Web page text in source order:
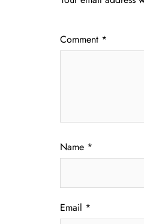
Comment *
Name *
Email *